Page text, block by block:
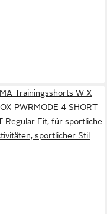
Trainingsshorts W X
PWRMODE 4 SHORT
Regular Fit, für sportliche
sportlicher Stil